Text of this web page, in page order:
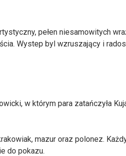
pełen niesamowitych
Wystep byl wzruszający i
w którym para zatańczyła
mazur oraz polonez.
do pokazu.